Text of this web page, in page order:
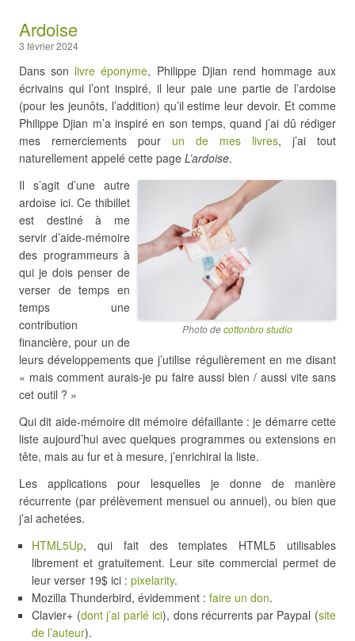
Ardoise
3 février 2024
Dans son livre éponyme, Philippe Djian rend hommage aux
écrivains qui l’ont inspiré, il leur paie une partie de l’ardoise
(pour les jeunôts, l’addition) qu’il estime leur devoir. Et comme
Philippe Djian m’a inspiré en son temps, quand j’ai dû rédiger
mes remerciements pour un de mes livres, j’ai tout
naturellement appelé cette page L’ardoise.
Photo decottonbro studio
Il s’agit d’une autre
ardoise ici. Ce thibillet
est destiné à me
servir d’aide-mémoire
des programmeurs à
qui je dois penser de
verser de temps en
temps une
contribution
financière, pour un de
leurs développements que j’utilise régulièrement en me disant
« mais comment aurais-je pu faire aussi bien / aussi vite sans
cet outil ? »
Qui dit aide-mémoire dit mémoire défaillante : je démarre cette
liste aujourd’hui avec quelques programmes ou extensions en
tête, mais au fur et à mesure, j’enrichirai la liste.
Les applications pour lesquelles je donne de manière
récurrente (par prélèvement mensuel ou annuel), ou bien que
j’ai achetées.
HTML5Up, qui fait des templates HTML5 utilisables
librement et gratuitement. Leur site commercial permet de
leur verser 19$ ici : pixelarity.
Mozilla Thunderbird, évidemment : faire un don.
Clavier+ (dont j’ai parlé ici), dons récurrents par Paypal (site
de l’auteur).